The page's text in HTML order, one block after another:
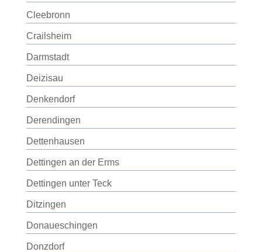
Cleebronn
Crailsheim
Darmstadt
Deizisau
Denkendorf
Derendingen
Dettenhausen
Dettingen an der Erms
Dettingen unter Teck
Ditzingen
Donaueschingen
Donzdorf